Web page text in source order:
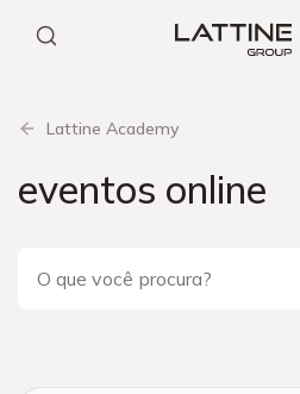
Lattine Academy
eventos online